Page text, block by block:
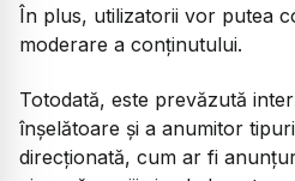
În plus, utilizatorii vor putea
moderare a conţinutului.
Totodată, este prevăzută
înşelătoare şi a anumitor
direcţionată, cum ar fi